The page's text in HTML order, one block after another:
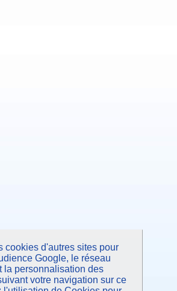
cookies d'autres sites pour
Google, le réseau
la personnalisation des
votre navigation sur ce